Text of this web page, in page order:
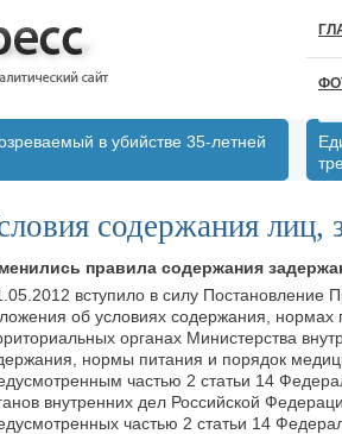
в убийстве 35-летней
содержания
правила содержания
вступило в силу Постановление
об условиях содержания, нормах
органах Министерства
нормы питания и порядок
частью 2 статьи 14
внутренних дел Российской
частью 2 статьи 14